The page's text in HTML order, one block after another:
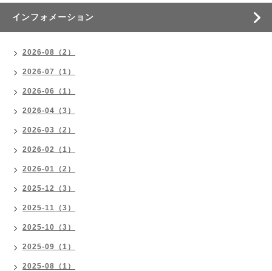
インフォメーション
2026-08（2）
2026-07（1）
2026-06（1）
2026-04（3）
2026-03（2）
2026-02（1）
2026-01（2）
2025-12（3）
2025-11（3）
2025-10（3）
2025-09（1）
2025-08（1）